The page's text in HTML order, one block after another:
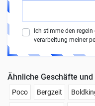
Ich stimme den
verarbeitung meiner
Ähnliche Geschäfte und
Poco Bergzeit